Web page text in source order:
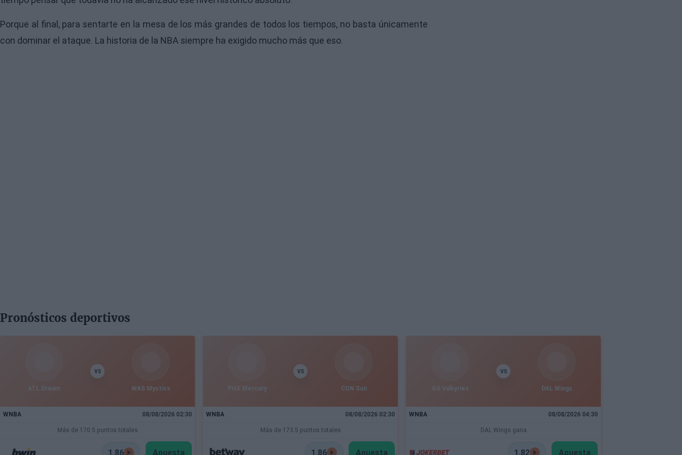
Porque al final, para sentarte en la mesa de los más grandes de todos los tiempos, no basta únicamente
con dominar el ataque. La historia de la NBA siempre ha exigido mucho más que eso.
Pronósticos deportivos
ATL Dream
VS
WAS Mystics
WNBA 08/08/2026 02:30
Más de 170.5 puntos totales
1.86 Apuesta
PHX Mercury
VS
CON Sun
WNBA 08/08/2026 02:30
Más de 173.5 puntos totales
1.86 Apuesta
GS Valkyries
VS
DAL Wings
WNBA 08/08/2026 04:30
DAL Wings gana
1.82 Apuesta